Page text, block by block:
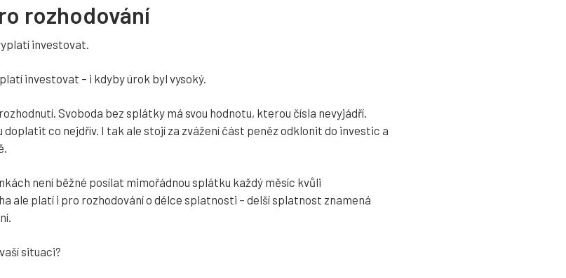
rozhodování
investovat.
investovat – i kdyby úrok byl vysoký.
Svoboda bez splátky má svou hodnotu, kterou čísla nevyjádří.
co nejdřív. I tak ale stojí za zvážení část peněz odklonit do investic a
není běžné posílat mimořádnou splátku každý měsíc kvůli
ale platí i pro rozhodování o délce splatnosti – delší splatnost znamená
situaci?